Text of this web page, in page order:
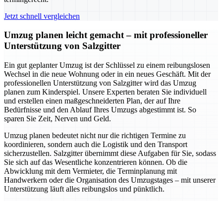
Jetzt schnell vergleichen
Umzug planen leicht gemacht – mit professioneller
Unterstützung von Salzgitter
Ein gut geplanter Umzug ist der Schlüssel zu einem reibungslosen
Wechsel in die neue Wohnung oder in ein neues Geschäft. Mit der
professionellen Unterstützung von Salzgitter wird das Umzug
planen zum Kinderspiel. Unsere Experten beraten Sie individuell
und erstellen einen maßgeschneiderten Plan, der auf Ihre
Bedürfnisse und den Ablauf Ihres Umzugs abgestimmt ist. So
sparen Sie Zeit, Nerven und Geld.
Umzug planen bedeutet nicht nur die richtigen Termine zu
koordinieren, sondern auch die Logistik und den Transport
sicherzustellen. Salzgitter übernimmt diese Aufgaben für Sie, sodass
Sie sich auf das Wesentliche konzentrieren können. Ob die
Abwicklung mit dem Vermieter, die Terminplanung mit
Handwerkern oder die Organisation des Umzugstages – mit unserer
Unterstützung läuft alles reibungslos und pünktlich.